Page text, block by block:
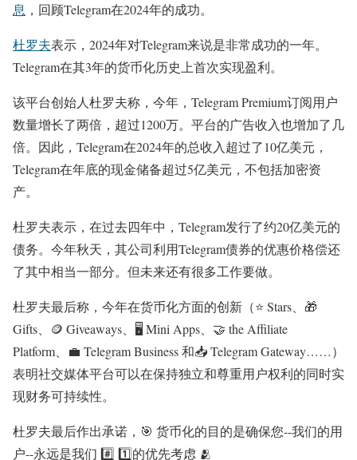
息 ，回顾Telegram在2024年的成功。
杜罗夫表示，​2024年对Telegram来说是非常成功的一年。
Telegram在其3年的货币化历史上首次实现盈利。
该平台创始人杜罗夫称，今年，Telegram Premium订阅用户
数量增长了两倍，超过1200万。平台的广告收入也增加了几
倍。因此，Telegram在2024年的总收入超过了10亿美元，
Telegram在年底的现金储备超过5亿美元，不包括加密资
产。
杜罗夫表示，在过去四年中，Telegram发行了约20亿美元的
债务。今年秋天，其公司利用Telegram债券的优惠价格偿还
了其中相当一部分。但未来还有很多工作要做。
杜罗夫最后称，今年在货币化方面的创新（⭐️ Stars、🎁
Gifts、🪙 Giveaways、🖥 Mini Apps、🤝 the Affiliate
Platform、💼 Telegram Business 和📥 Telegram Gateway……）
表明社交媒体平台可以在保持独立和尊重用户权利的同时实
现财务可持续性。
杜罗夫最后作出承诺，🎯 货币化的目的是确保您--我们的用
户--永远是我们 #️⃣ 1️⃣的优先考虑 🫂